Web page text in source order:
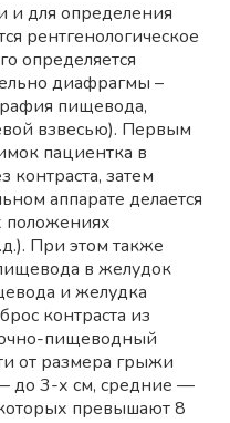
для определения
рентгенологическое
определяется
диафрагмы –
пищевода,
взвесью). Первым
пациентка в
затем
аппарате делается
положениях
При этом также
в желудок
и желудка
контраста из
пищеводный
от размера грыжи
до 3-х см, средние —
превышают 8